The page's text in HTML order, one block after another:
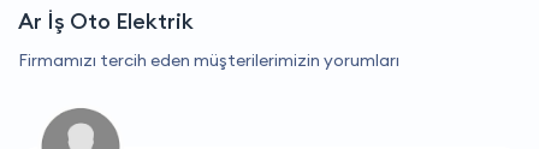
Ar İş Oto Elektrik
Firmamızı tercih eden müşterilerimizin yorumları